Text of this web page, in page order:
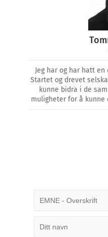
Jeg har og har hatt
Startet og drevet
kunne bidra i de
muligheter for å